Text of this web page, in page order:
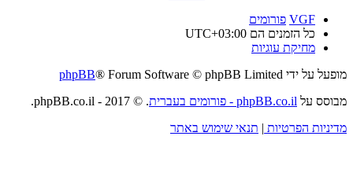
VGF פורומים
כל הזמנים הם UTC+03:00
מחיקת עוגיות
מופעל על ידי
phpBB® Forum Software © phpBB Limited
מבוסס על phpBB.co.il - פורומים בעברית
. © 2017 - phpBB.co.il.
מדיניות הפרטיות | תנאי שימוש באתר